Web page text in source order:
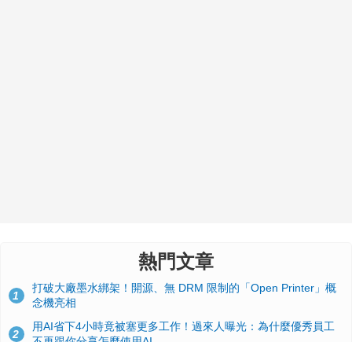
熱門文章
1
打破大廠墨水綁架！開源、無 DRM 限制的「Open Printer」概
念機亮相
2
用AI省下4小時竟被塞更多工作！過來人曝光：為什麼優秀員工